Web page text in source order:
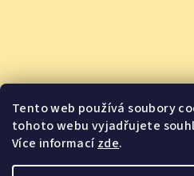
Tento web používá soubory
tohoto webu vyjadřujete
Více informacízde.